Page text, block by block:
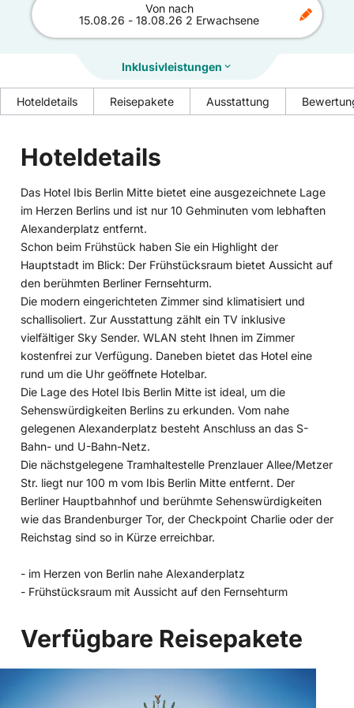
Von nach
15.08.26 - 18.08.26 2 Erwachsene
Inklusivleistungen
Hoteldetails Reisepakete Ausstattung
Hoteldetails
Das Hotel Ibis Berlin Mitte bietet eine ausgezeichnete Lage
im Herzen Berlins und ist nur 10 Gehminuten vom lebhaften
Alexanderplatz entfernt.
Schon beim Frühstück haben Sie ein Highlight der
Hauptstadt im Blick: Der Frühstücksraum bietet Aussicht auf
den berühmten Berliner Fernsehturm.
Die modern eingerichteten Zimmer sind klimatisiert und
schallisoliert. Zur Ausstattung zählt ein TV inklusive
vielfältiger Sky Sender. WLAN steht Ihnen im Zimmer
kostenfrei zur Verfügung. Daneben bietet das Hotel eine
rund um die Uhr geöffnete Hotelbar.
Die Lage des Hotel Ibis Berlin Mitte ist ideal, um die
Sehenswürdigkeiten Berlins zu erkunden. Vom nahe
gelegenen Alexanderplatz besteht Anschluss an das S-
Bahn- und U-Bahn-Netz.
Die nächstgelegene Tramhaltestelle Prenzlauer Allee/Metzer
Str. liegt nur 100 m vom Ibis Berlin Mitte entfernt. Der
Berliner Hauptbahnhof und berühmte Sehenswürdigkeiten
wie das Brandenburger Tor, der Checkpoint Charlie oder der
Reichstag sind so in Kürze erreichbar.
- im Herzen von Berlin nahe Alexanderplatz
- Frühstücksraum mit Aussicht auf den Fernsehturm
Verfügbare Reisepakete